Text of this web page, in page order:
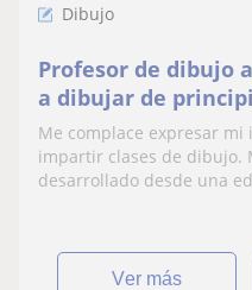
Dibujo
Profesor de dibujo
a dibujar de
Me complace expresar
impartir clases de dibujo.
desarrollado desde una
ver más